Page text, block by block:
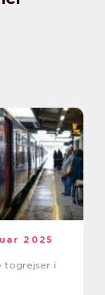
2025
togrejser i